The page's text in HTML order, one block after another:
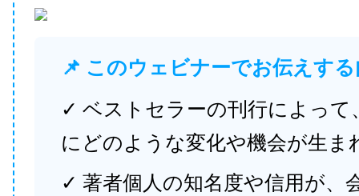
📌 このウェビナーでお伝えす
✓ ベストセラーの刊行によって
にどのような変化や機会が生ま
✓ 著者個人の知名度や信用が、